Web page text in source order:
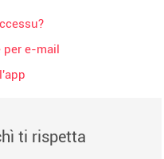
per e-mail
ti rispetta